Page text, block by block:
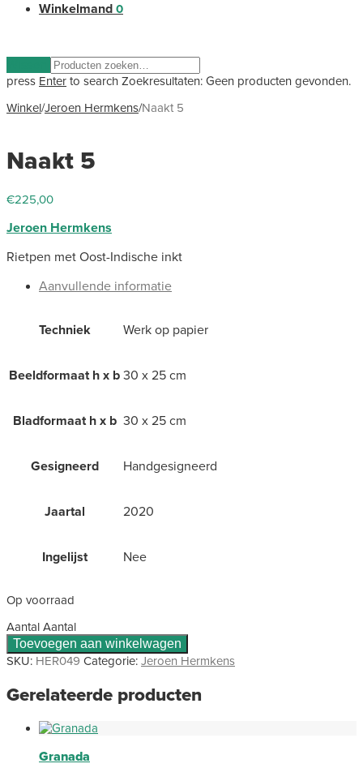
Winkelmand 0
press Enter to search Zoekresultaten: Geen producten gevonden.
Winkel/Jeroen Hermkens/Naakt 5
Naakt 5
€225,00
Jeroen Hermkens
Rietpen met Oost-Indische inkt
Aanvullende informatie
Techniek Werk op papier
Beeldformaat h x b 30 x 25 cm
Bladformaat h x b 30 x 25 cm
Gesigneerd Handgesigneerd
Jaartal 2020
Ingelijst Nee
Op voorraad
Aantal Aantal
Toevoegen aan winkelwagen
SKU: HER049 Categorie: Jeroen Hermkens
Gerelateerde producten
Granada